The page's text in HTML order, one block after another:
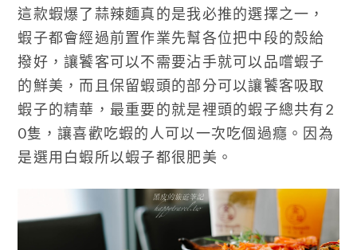
這款蝦爆了蒜辣麵真的是我必推的選擇之一，
蝦子都會經過前置作業先幫各位把中段的殼給
撥好，讓饕客可以不需要沾手就可以品嚐蝦子
的鮮美，而且保留蝦頭的部分可以讓饕客吸取
蝦子的精華，最重要的就是裡頭的蝦子總共有2
0隻，讓喜歡吃蝦的人可以一次吃個過癮。因為
是選用白蝦所以蝦子都很肥美。